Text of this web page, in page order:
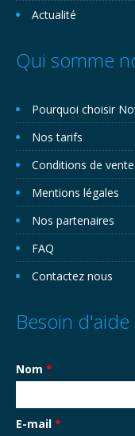
Actualité
Qui somme
Pourquoi choisir
Nos tarifs
Conditions de
Mentions légales
Nos partenaires
FAQ
Contactez nous
Besoin d'aide
Nom *
E-mail *